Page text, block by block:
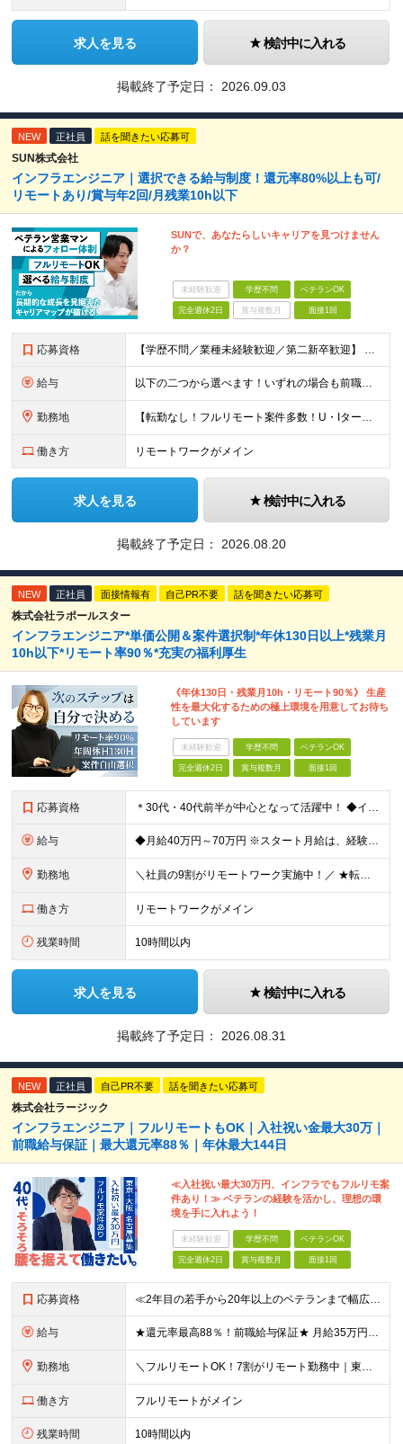
求人を見る 検討中に入れる
掲載終了予定日： 2026.09.03
NEW 正社員 話を聞きたい応募可
SUN株式会社
インフラエンジニア｜選択できる給与制度！還元率80%以上も可/
リモートあり/賞与年2回/月残業10h以下
SUNで、あなたらしいキャリアを見つけません
か？
未経験歓迎 学歴不問 ベテランOK
完全週休2日 賞与複数月 面接1回
応募資格 【学歴不問／業種未経験歓迎／第二新卒歓迎】 ■IT・システムエンジニアの実務経験をお持ちの方※工程や使用言語、経験年数は不問 ◎転職回数は不問 ＼下記のような方にオススメ／ ・安定した収入を得たい方
給与 以下の二つから選べます！いずれの場合も前職の給与を考盛し給与シミュレーションを作成します。 【プロセス型（コツコツ給与を上げたい方向け）】 ■月給25万円～50万円 ※年齢や社歴、仕事の取り組み姿勢
勤務地 【転勤なし！フルリモート案件多数！U・Iターン歓迎】 一都三県を中心に豊富な案件を保有しております！ 東京・愛知・大阪・広島・福岡・新潟の 各プロジェクト先または自社拠点 ※勤務地は希望を考慮します
働き方 リモートワークがメイン
求人を見る 検討中に入れる
掲載終了予定日： 2026.08.20
NEW 正社員 面接情報有 自己PR不要 話を聞きたい応募可
株式会社ラポールスター
インフラエンジニア*単価公開＆案件選択制*年休130日以上*残業月
10h以下*リモート率90％*充実の福利厚生
《年休130日・残業月10h・リモート90％》 生産
性を最大化するための極上環境を用意してお待ち
しています
未経験歓迎 学歴不問 ベテランOK
完全週休2日 賞与複数月 面接1回
応募資格 ＊30代・40代前半が中心となって活躍中！ ◆インフラ（サーバー・ネットワーク・クラウド等）の設計、構築、テストいずれかの実務経験3年以上 ◆学歴不問 ★求める人物像： ◎他責ではなく、自身のキャ
給与 ◆月給40万円～70万円 ※スタート月給は、経験・能力・前職の給与等を考慮の上で決定いたします。 ※上記金額には残業の有無に関わらず、 月30時間分の固定残業代（7万6,000円～13万3,000円
勤務地 ＼社員の9割がリモートワーク実施中！／ ★転勤ナシ！ ★UIターン歓迎！ 関東、関西、東海、九州・中国エリアの各プロジェクト先から希望を優先して決定。 ※リモート案件も多数あり！ ◆関東エリア
働き方 リモートワークがメイン
残業時間 10時間以内
求人を見る 検討中に入れる
掲載終了予定日： 2026.08.31
NEW 正社員 自己PR不要 話を聞きたい応募可
株式会社ラージック
インフラエンジニア｜フルリモートもOK｜入社祝い金最大30万｜
前職給与保証｜最大還元率88％｜年休最大144日
≪入社祝い最大30万円、インフラでもフルリモ案
件あり！≫ ベテランの経験を活かし、理想の環
境を手に入れよう！
未経験歓迎 学歴不問 ベテランOK
完全週休2日 賞与複数月 面接1回
応募資格 ≪2年目の若手から20年以上のベテランまで幅広く活躍！≫ ■インフラエンジニアとしての実務経験をお持ちの方 ┗サーバ・ネットワークいずれかのみでも可 ┗オンプレミスのみ経験者もOK ┗リーダー経験など
給与 ★還元率最高88％！前職給与保証★ 月給35万円～＋賞与年2回 ★還元率は案件単価の76～88％！ ★入社祝い金10～30万円！住宅・在宅・家族など手当充実！ ◎経験・スキルなどを考慮し、優遇し
勤務地 ＼フルリモートOK！7割がリモート勤務中｜東京・愛知・大阪で積極採用中！／ 東京・神奈川・千葉・埼玉、大阪・京都・兵庫・滋賀、愛知などのプロジェクト先、または在宅勤務 ★転勤なし ★希望するエリアで
働き方 フルリモートがメイン
残業時間 10時間以内